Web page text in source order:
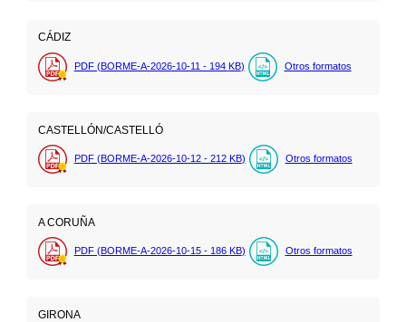
CÁDIZ
PDF (BORME-A-2026-10-11 - 194 KB) Otros formatos
CASTELLÓN/CASTELLÓ
PDF (BORME-A-2026-10-12 - 212 KB) Otros formatos
A CORUÑA
PDF (BORME-A-2026-10-15 - 186 KB) Otros formatos
GIRONA